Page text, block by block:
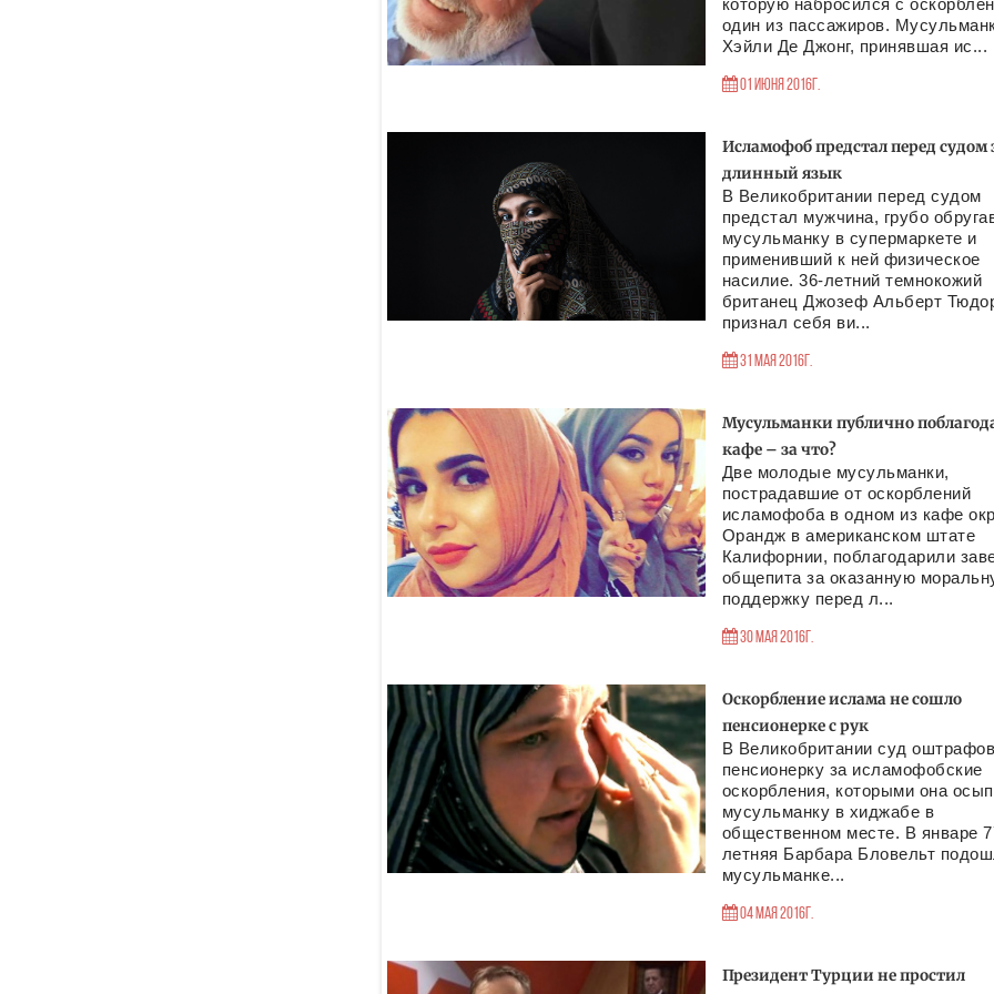
которую набросился с
один из пассажиров.
Хэйли Де Джонг, принявшая ис...
01 Июня 2016г.
Исламофоб предстал перед судом
длинный язык
В Великобритании перед судом
предстал мужчина, грубо
мусульманку в супермаркете и
применивший к ней физическое
насилие. 36-летний темнокожий
британец Джозеф Альберт
признал себя ви...
31 Мая 2016г.
Мусульманки публично
кафе – за что?
Две молодые мусульманки,
пострадавшие от оскорблений
исламофоба в одном из кафе
Орандж в американском штате
Калифорнии, поблагодарили
общепита за оказанную
поддержку перед л...
30 Мая 2016г.
Оскорбление ислама не сошло
пенсионерке с рук
В Великобритании суд
пенсионерку за исламофобские
оскорбления, которыми она
мусульманку в хиджабе в
общественном месте. В январе
летняя Барбара Бловельт
мусульманке...
04 Мая 2016г.
Президент Турции не простил